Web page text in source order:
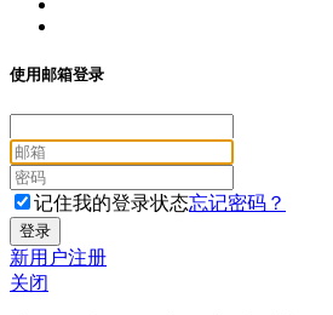
使用邮箱登录
记住我的登录状态忘记密码？
新用户注册
关闭